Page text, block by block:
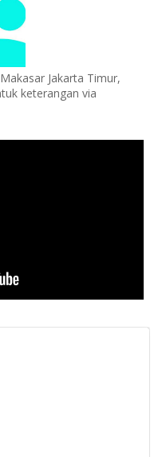
Jakarta Timur,
keterangan via